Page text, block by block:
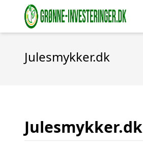
Julesmykker.dk
Julesmykker.dk